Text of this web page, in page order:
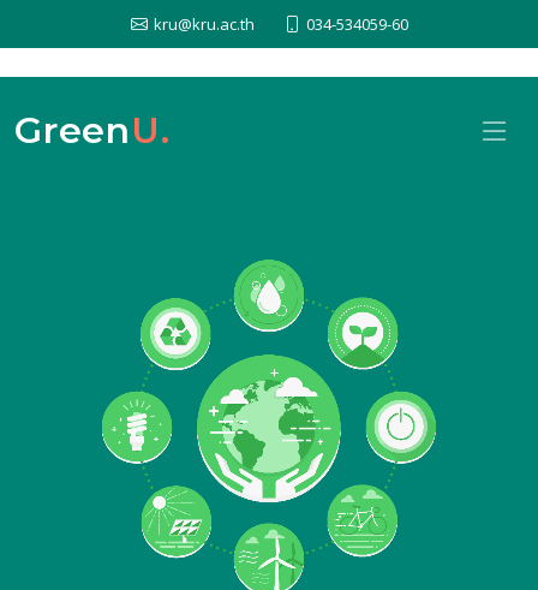
kru@kru.ac.th 034-534059-60
GreenU.